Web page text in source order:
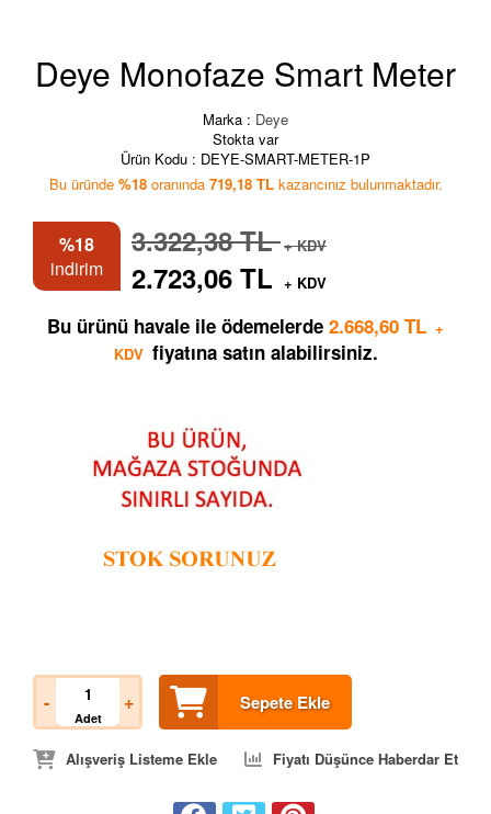
Deye Monofaze Smart Meter
Marka : Deye
Stokta var
Ürün Kodu : DEYE-SMART-METER-1P
%18
indirim
3.322,38 TL+ KDV
2.723,06 TL + KDV
Bu üründe %18oranında 719,18 TL kazancınız bulunmaktadır.
Bu ürünü havale ile ödemelerde 2.668,60 TL +
KDV fiyatına satın alabilirsiniz.
-
Adet
+ Sepete Ekle
Alışveriş Listeme Ekle Fiyatı Düşünce Haberdar Et